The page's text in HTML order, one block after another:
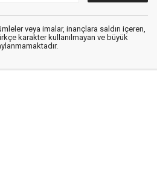
veya imalar, inançlara saldırı içeren,
karakter kullanılmayan ve büyük